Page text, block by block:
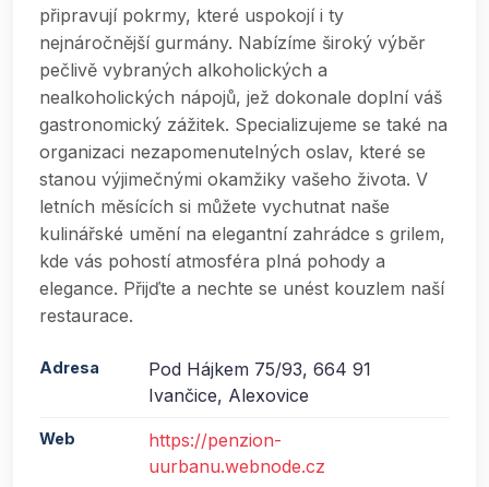
připravují pokrmy, které uspokojí i ty
nejnáročnější gurmány. Nabízíme široký výběr
pečlivě vybraných alkoholických a
nealkoholických nápojů, jež dokonale doplní váš
gastronomický zážitek. Specializujeme se také na
organizaci nezapomenutelných oslav, které se
stanou výjimečnými okamžiky vašeho života. V
letních měsících si můžete vychutnat naše
kulinářské umění na elegantní zahrádce s grilem,
kde vás pohostí atmosféra plná pohody a
elegance. Přijďte a nechte se unést kouzlem naší
restaurace.
Adresa
Pod Hájkem 75/93, 664 91
Ivančice, Alexovice
Web
https://penzion-
uurbanu.webnode.cz